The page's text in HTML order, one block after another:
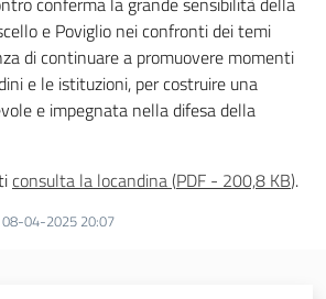
e Poviglio nei confronti dei temi
di continuare a promuovere momenti
e le istituzioni, per costruire una
e impegnata nella difesa della
consulta la locandina(PDF - 200,8 KB).
08-04-2025 20:07